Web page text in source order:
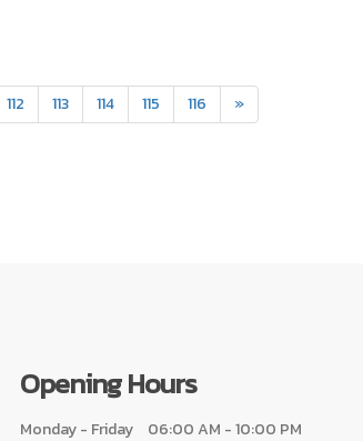
112 113 114 115 116 »
Opening Hours
Monday - Friday
06:00 AM - 10:00 PM